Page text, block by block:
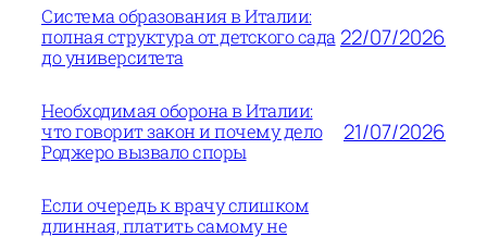
Система образования в Италии:
полная структура от детского сада
до университета
22/07/2026
Необходимая оборона в Италии:
что говорит закон и почему дело
Роджеро вызвало споры
21/07/2026
Если очередь к врачу слишком
длинная, платить самому не